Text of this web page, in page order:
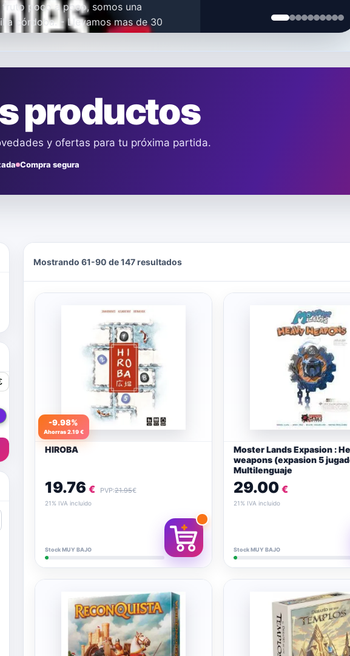
poco a poco, somos una
córdoba. - Llevamos mas de 30
productos
y ofertas para tu próxima partida.
Compra segura
Mostrando 61-90 de 147 resultados
-9.98%
Ahorras 2.19 €
HIROBA
19.76 € PVP:21.95€
21% IVA incluido
Stock MUY BAJO
Moster Lands Expasion :
weapons (expasion 5
Multilenguaje
29.00 €
21% IVA incluido
Stock MUY BAJO